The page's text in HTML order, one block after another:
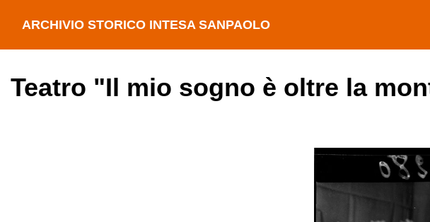
ARCHIVIO STORICO INTESA SANPAOLO
Teatro "Il mio sogno è oltre la